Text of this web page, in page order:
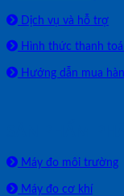
Dịch vụ và hỗ trợ
Hình thức thanh
Hướng dẫn mua
Máy đo môi trường
Máy đo cơ khí